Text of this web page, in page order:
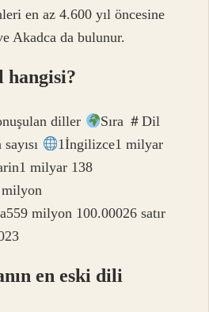
​​en az 4.600 yıl öncesine
Akadca da bulunur.
hangisi?
diller
Sıra ＃Dil
1İngilizce1 milyar
milyar 138
milyon 100.00026 satır
en eski dili